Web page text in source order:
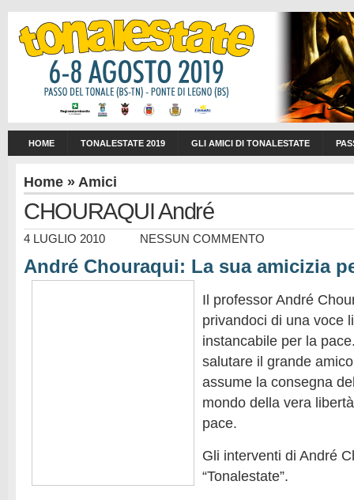
HOME TONALESTATE 2019 GLI AMICI DI TONALESTATE
Home » Amici
CHOURAQUI André
4 LUGLIO 2010 NESSUN COMMENTO
André Chouraqui: La sua amicizia
Il professor André
privandoci di una voce
instancabile per la
salutare il grande
assume la consegna
mondo della vera
pace.
Gli interventi di André
“Tonalestate”.